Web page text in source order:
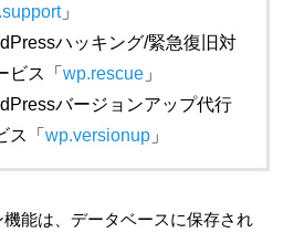
」
ハッキング/緊急復旧対
ビス「wp.rescue 」
バージョンアップ代行
ス「wp.versionup 」
能は、データベースに保存され